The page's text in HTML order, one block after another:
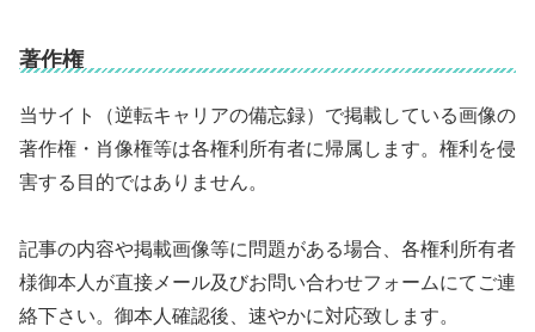
著作権
当サイト（逆転キャリアの備忘録）で掲載している画像の
著作権・肖像権等は各権利所有者に帰属します。権利を侵
害する目的ではありません。
記事の内容や掲載画像等に問題がある場合、各権利所有者
様御本人が直接メール及びお問い合わせフォームにてご連
絡下さい。御本人確認後、速やかに対応致します。